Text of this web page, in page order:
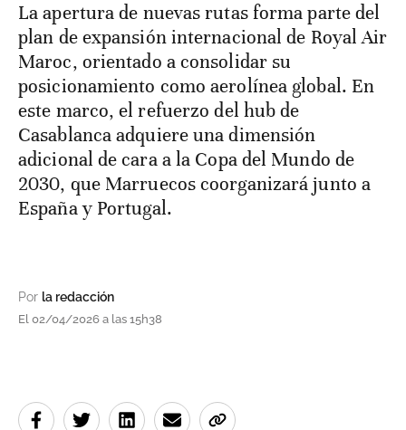
La apertura de nuevas rutas forma parte del
plan de expansión internacional de Royal Air
Maroc, orientado a consolidar su
posicionamiento como aerolínea global. En
este marco, el refuerzo del hub de
Casablanca adquiere una dimensión
adicional de cara a la Copa del Mundo de
2030, que Marruecos coorganizará junto a
España y Portugal.
Por la redacción
El 02/04/2026 a las 15h38